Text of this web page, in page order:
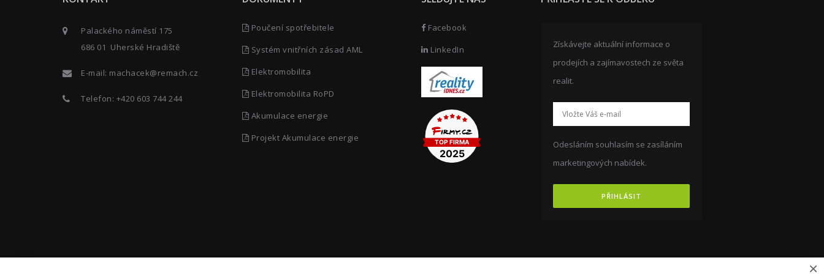
Palackého náměstí 175
686 01 Uherské Hradiště
E-mail: machacek@remach.cz
Telefon: +420 603 744 244
Poučení spotřebitele
Systém vnitřních zásad AML
Elektromobilita
Elektromobilita RoPD
Akumulace energie
Projekt Akumulace energie
Facebook
LinkedIn
Získávejte aktuální informace o
prodejích a zajímavostech ze světa
realit.
Odesláním souhlasím se zasíláním
marketingových nabídek.
PŘIHLÁSIT
×